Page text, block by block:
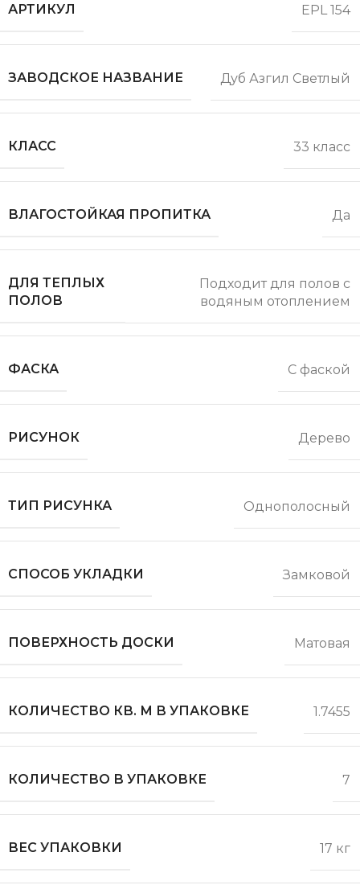
АРТИКУЛ EPL 154
ЗАВОДСКОЕ НАЗВАНИЕ Дуб Азгил Светлый
КЛАСС 33 класс
ВЛАГОСТОЙКАЯ ПРОПИТКА Да
ДЛЯ ТЕПЛЫХ
ПОЛОВ
Подходит для полов с
водяным отоплением
ФАСКА С фаской
РИСУНОК Дерево
ТИП РИСУНКА Однополосный
СПОСОБ УКЛАДКИ Замковой
ПОВЕРХНОСТЬ ДОСКИ Матовая
КОЛИЧЕСТВО КВ. М В УПАКОВКЕ 1.7455
КОЛИЧЕСТВО В УПАКОВКЕ 7
ВЕС УПАКОВКИ 17 кг